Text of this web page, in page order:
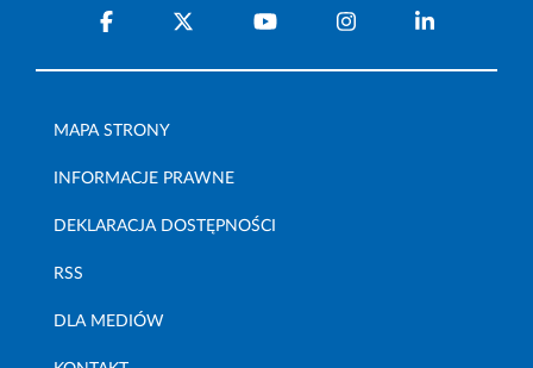
MAPA STRONY
INFORMACJE PRAWNE
DEKLARACJA DOSTĘPNOŚCI
RSS
DLA MEDIÓW